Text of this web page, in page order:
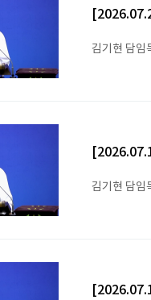
김기현 담임
김기현 담임